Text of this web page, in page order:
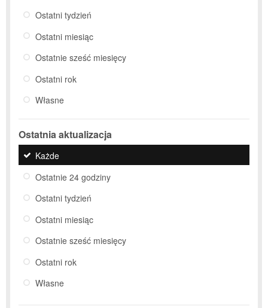
Ostatni tydzień
Ostatni miesiąc
Ostatnie sześć miesięcy
Ostatni rok
Własne
Ostatnia aktualizacja
Każde
Ostatnie 24 godziny
Ostatni tydzień
Ostatni miesiąc
Ostatnie sześć miesięcy
Ostatni rok
Własne